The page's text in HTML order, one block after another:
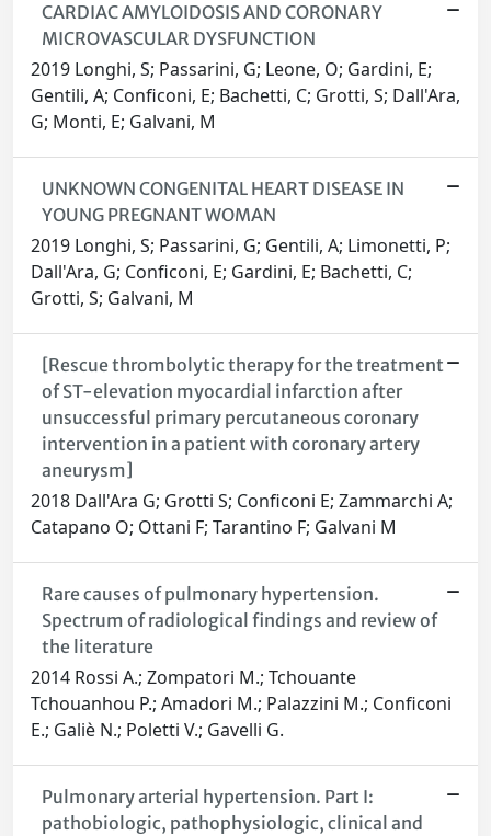
CARDIAC AMYLOIDOSIS AND CORONARY
MICROVASCULAR DYSFUNCTION
2019 Longhi, S; Passarini, G; Leone, O; Gardini, E;
Gentili, A; Conficoni, E; Bachetti, C; Grotti, S; Dall'Ara,
G; Monti, E; Galvani, M
UNKNOWN CONGENITAL HEART DISEASE IN
YOUNG PREGNANT WOMAN
2019 Longhi, S; Passarini, G; Gentili, A; Limonetti, P;
Dall'Ara, G; Conficoni, E; Gardini, E; Bachetti, C;
Grotti, S; Galvani, M
[Rescue thrombolytic therapy for the treatment
of ST-elevation myocardial infarction after
unsuccessful primary percutaneous coronary
intervention in a patient with coronary artery
aneurysm]
2018 Dall'Ara G; Grotti S; Conficoni E; Zammarchi A;
Catapano O; Ottani F; Tarantino F; Galvani M
Rare causes of pulmonary hypertension.
Spectrum of radiological findings and review of
the literature
2014 Rossi A.; Zompatori M.; Tchouante
Tchouanhou P.; Amadori M.; Palazzini M.; Conficoni
E.; Galiè N.; Poletti V.; Gavelli G.
Pulmonary arterial hypertension. Part I:
pathobiologic, pathophysiologic, clinical and